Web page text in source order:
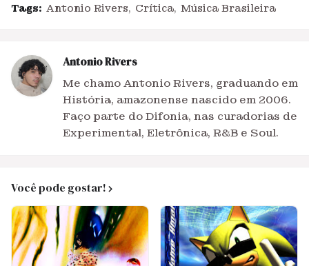
Tags: Antonio Rivers Crítica Música Brasileira
Antonio Rivers
Me chamo Antonio Rivers, graduando em
História, amazonense nascido em 2006.
Faço parte do Difonia, nas curadorias de
Experimental, Eletrônica, R&B e Soul.
Você pode gostar!